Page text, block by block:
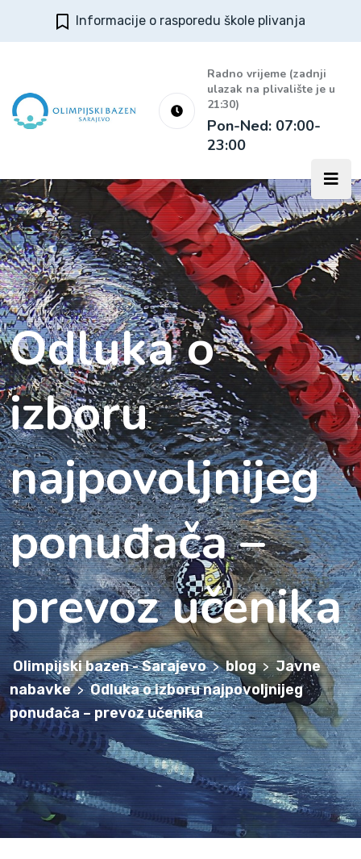
Informacije o rasporedu škole plivanja
Radno vrijeme (zadnji
ulazak na plivalište je u
21:30)
Pon-Ned: 07:00-
23:00
Odluka o
izboru
najpovoljnijeg
ponuđača –
prevoz učenika
Olimpijski bazen - Sarajevo > blog > Javne
nabavke > Odluka o izboru najpovoljnijeg
ponuđača – prevoz učenika